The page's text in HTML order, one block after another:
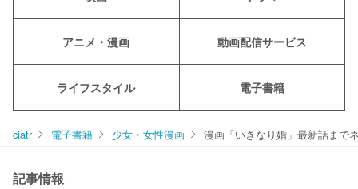
アニメ・漫画 動画配信サービス
ライフスタイル 電子書籍
ciatr 電子書籍 少女・女性漫画 漫画「いきなり婚」最新話まで
記事情報